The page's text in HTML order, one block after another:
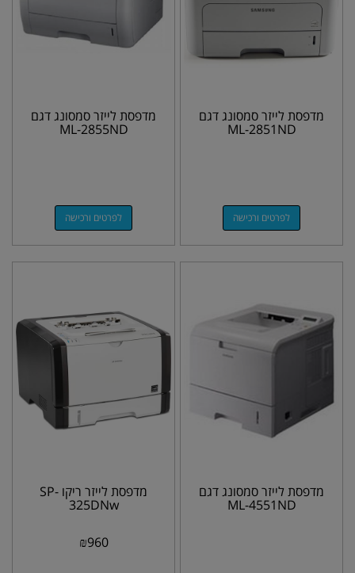
מדפסת לייזר סמסונג דגם
ML-2851ND
לפרטים ורכישה
מדפסת לייזר סמסונג דגם
ML-2855ND
לפרטים ורכישה
מדפסת לייזר סמסונג דגם
ML-4551ND
מדפסת לייזר ריקו SP-
325DNw
₪960